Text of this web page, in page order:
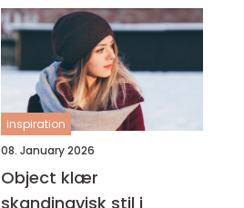
VG2 til fagbrev
inspiration
08. January 2026
Object klær
skandinavisk stil i